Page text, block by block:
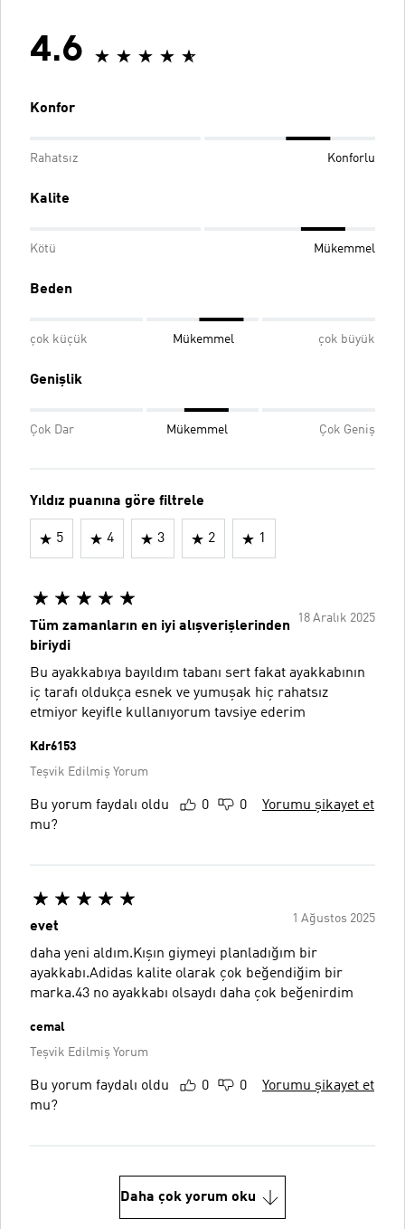
4.6
Konfor
Rahatsız Konforlu
Kalite
Kötü Mükemmel
Beden
çok küçük Mükemmel çok büyük
Genişlik
Çok Dar Mükemmel Çok Geniş
Yıldız puanına göre filtrele
5 4 3 2 1
18 Aralık 2025
Tüm zamanların en iyi alışverişlerinden
biriydi
Bu ayakkabıya bayıldım tabanı sert fakat ayakkabının
iç tarafı oldukça esnek ve yumuşak hiç rahatsız
etmiyor keyifle kullanıyorum tavsiye ederim
Kdr6153
Teşvik Edilmiş Yorum
Bu yorum faydalı oldu
mu?
0 0 Yorumu şikayet et
1 Ağustos 2025
evet
daha yeni aldım.Kışın giymeyi planladığım bir
ayakkabı.Adidas kalite olarak çok beğendiğim bir
marka.43 no ayakkabı olsaydı daha çok beğenirdim
cemal
Teşvik Edilmiş Yorum
Bu yorum faydalı oldu
mu?
0 0 Yorumu şikayet et
Daha çok yorum oku